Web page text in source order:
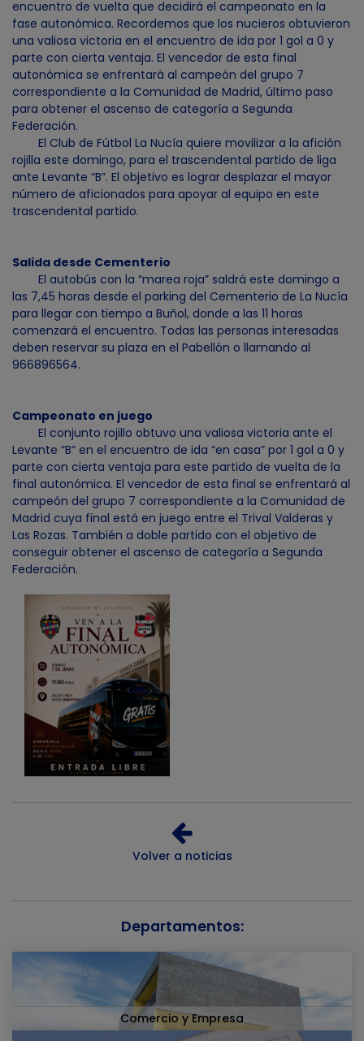
encuentro de vuelta que decidirá el campeonato en la
fase autonómica. Recordemos que los nucieros obtuvieron
una valiosa victoria en el encuentro de ida por 1 gol a 0 y
parte con cierta ventaja. El vencedor de esta final
autonómica se enfrentará al campeón del grupo 7
correspondiente a la Comunidad de Madrid, último paso
para obtener el ascenso de categoría a Segunda
Federación.
El Club de Fútbol La Nucía quiere movilizar a la afición
rojilla este domingo, para el trascendental partido de liga
ante Levante “B”. El objetivo es lograr desplazar el mayor
número de aficionados para apoyar al equipo en este
trascendental partido.
Salida desde Cementerio
El autobús con la “marea roja” saldrá este domingo a
las 7,45 horas desde el parking del Cementerio de La Nucía
para llegar con tiempo a Buñol, donde a las 11 horas
comenzará el encuentro. Todas las personas interesadas
deben reservar su plaza en el Pabellón o llamando al
966896564.
Campeonato en juego
El conjunto rojillo obtuvo una valiosa victoria ante el
Levante “B” en el encuentro de ida “en casa” por 1 gol a 0 y
parte con cierta ventaja para este partido de vuelta de la
final autonómica. El vencedor de esta final se enfrentará al
campeón del grupo 7 correspondiente a la Comunidad de
Madrid cuya final está en juego entre el Trival Valderas y
Las Rozas. También a doble partido con el objetivo de
conseguir obtener el ascenso de categoría a Segunda
Federación.
Volver a noticias
Departamentos:
Comercio y Empresa